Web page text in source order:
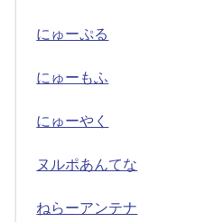
にゅーぷる
にゅーもふ
にゅーやく
ヌルポあんてな
ねらーアンテナ